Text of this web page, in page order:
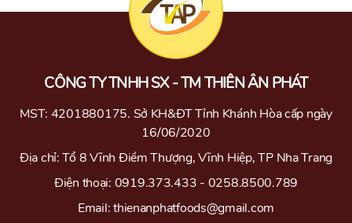
CÔNG TY TNHH SX - TM THIÊN ÂN PHÁT
MST: 4201880175. Sở KH&ĐT Tỉnh Khánh Hòa cấp ngày
16/06/2020
Địa chỉ: Tổ 8 Vĩnh Điềm Thượng, Vĩnh Hiệp, TP Nha Trang
Điện thoại: 0919.373.433 - 0258.8500.789
Email: thienanphatfoods@gmail.com